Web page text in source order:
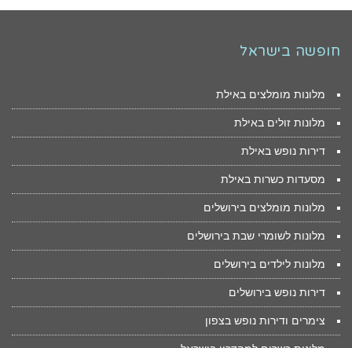
חופשה בישראל
מלונות מומלצים באילת
מלונות זולים באילת
דירות נופש באילת
מסעדות כשרות באילת
מלונות מומלצים בירושלים
מלונות לשומרי שבת בירושלים
מלונות לילדים בירושלים
דירות נופש בירושלים
צימרים ודירות נופש בצפון